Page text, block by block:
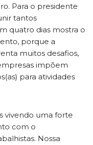
Para o presidente
tantos
quatro dias mostra o
porque a
muitos desafios,
impõem
para atividades
vivendo uma forte
com o
Nossa